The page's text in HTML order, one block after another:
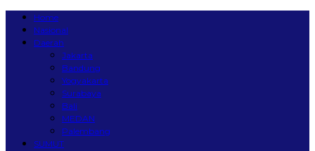
Home
Nasional
Daerah
Jakarta
Bandung
Yogyakarta
Surabaya
Bali
MEDAN
Palembang
SUMUT